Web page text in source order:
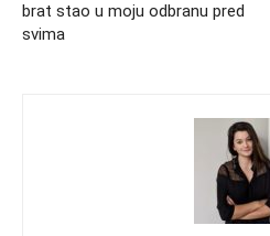
brat stao u moju odbranu pred
svima